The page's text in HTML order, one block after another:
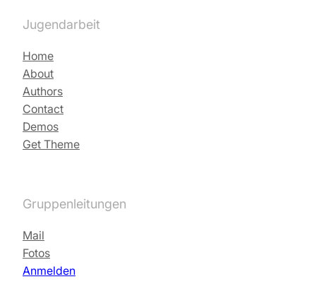
Jugendarbeit
Home
About
Authors
Contact
Demos
Get Theme
Gruppenleitungen
Mail
Fotos
Anmelden